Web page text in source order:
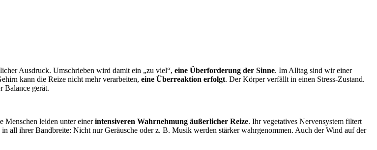
Ausdruck. Umschrieben wird damit ein „zu viel“, eine Überforderung der Sinne. Im Alltag sind wir einer
kann die Reize nicht mehr verarbeiten, eine Überreaktion erfolgt. Der Körper verfällt in einen Stress-Zustand.
Balance gerät.
Menschen leiden unter einerintensiveren Wahrnehmung äußerlicher Reize. Ihr vegetatives Nervensystem filtert
all ihrer Bandbreite: Nicht nur Geräusche oder z. B. Musik werden stärker wahrgenommen. Auch der Wind auf der